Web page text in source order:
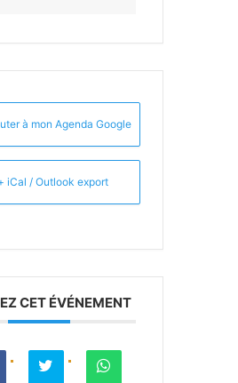
à mon Agenda Google
iCal / Outlook export
CET ÉVÉNEMENT